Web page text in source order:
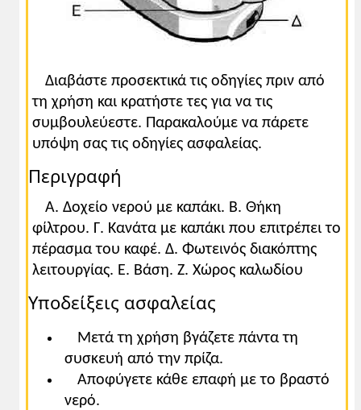
οποίες συνδέονται με αντικείμενα του Α.Π.,
π.χ. Φυσική, Ιστορία.
Διαβάστε προσεκτικά τις οδηγίες πριν από
τη χρήση και κρατήστε τες για να τις
συμβουλεύεστε. Παρακαλούμε να πάρετε
υπόψη σας τις οδηγίες ασφαλείας.
Περιγραφή
A. Δοχείο νερού με καπάκι. B. Θήκη
φίλτρου. Γ. Κανάτα με καπάκι που επιτρέπει το
πέρασμα του καφέ. Δ. Φωτεινός διακόπτης
λειτουργίας. E. Βάση. Ζ. Χώρος καλωδίου
Υποδείξεις ασφαλείας
Μετά τη χρήση βγάζετε πάντα τη
συσκευή από την πρίζα.
Αποφύγετε κάθε επαφή με το βραστό
νερό.